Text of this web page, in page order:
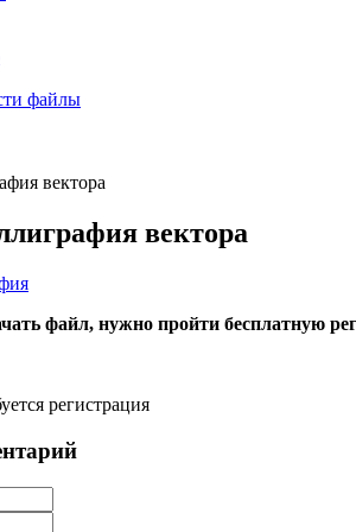
файлы
вектора
файл, нужно пройти бесплатную
регистрация